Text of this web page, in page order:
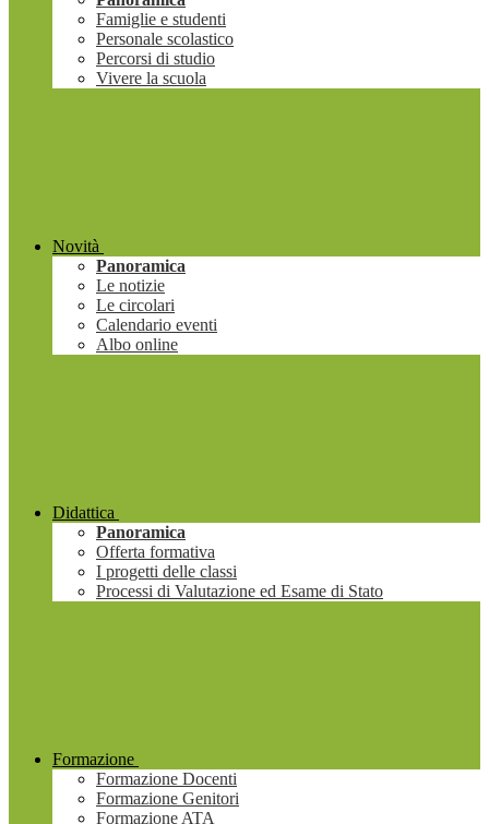
Famiglie e studenti
Personale scolastico
Percorsi di studio
Vivere la scuola
Novità
Panoramica
Le notizie
Le circolari
Calendario eventi
Albo online
Didattica
Panoramica
Offerta formativa
I progetti delle classi
Processi di Valutazione ed Esame di Stato
Formazione
Formazione Docenti
Formazione Genitori
Formazione ATA